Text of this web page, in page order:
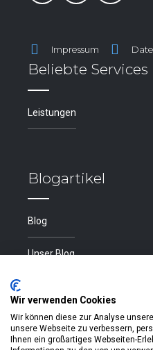
Wir verwenden Cookies
Wir können diese zur Analyse
unsere Webseite zu verbessern,
Ihnen ein großartiges Webseiten-
Impressum
Beliebte Services
Leistungen
Blogartikel
Blog
Unser Blog
Notdienst